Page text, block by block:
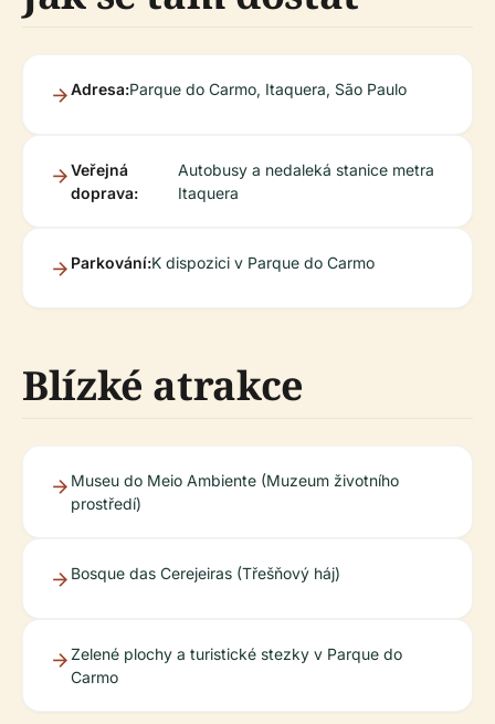
Adresa:Parque do Carmo, Itaquera, São Paulo
Veřejná
doprava:
Autobusy a nedaleká stanice metra
Itaquera
Parkování:K dispozici v Parque do Carmo
Blízké atrakce
Museu do Meio Ambiente (Muzeum životního
prostředí)
Bosque das Cerejeiras (Třešňový háj)
Zelené plochy a turistické stezky v Parque do
Carmo